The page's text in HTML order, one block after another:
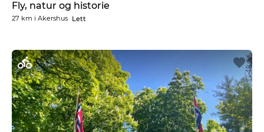
Fly, natur og historie
27 km i Akershus Lett